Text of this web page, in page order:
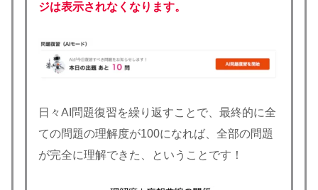
ジは表示されなくなります。
日々AI問題復習を繰り返すことで、最終的に全
ての問題の理解度が100になれば、全部の問題
が完全に理解できた、ということです！